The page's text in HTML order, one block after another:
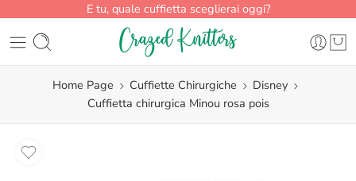
E tu, quale cuffietta sceglierai oggi?
Home Page Cuffiette Chirurgiche
Disney
Cuffietta chirurgica Minou rosa pois